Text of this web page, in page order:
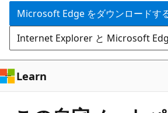
ツ
に
ス
キ
ッ
プ
Microsoft Edge をダウンロードす
Internet Explorer と Microsoft
Learn